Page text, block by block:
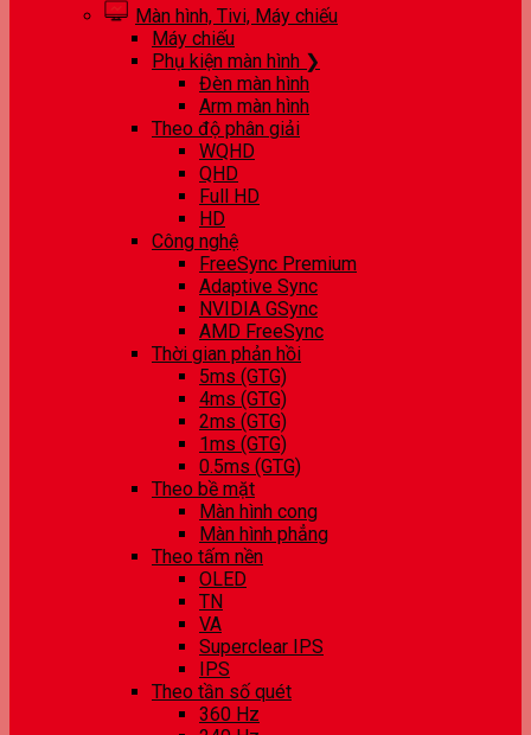
Màn hình, Tivi, Máy chiếu
Máy chiếu
Phụ kiện màn hình ❯
Đèn màn hình
Arm màn hình
Theo độ phân giải
WQHD
QHD
Full HD
HD
Công nghệ
FreeSync Premium
Adaptive Sync
NVIDIA GSync
AMD FreeSync
Thời gian phản hồi
5ms (GTG)
4ms (GTG)
2ms (GTG)
1ms (GTG)
0.5ms (GTG)
Theo bề mặt
Màn hình cong
Màn hình phẳng
Theo tấm nền
OLED
TN
VA
Superclear IPS
IPS
Theo tần số quét
360 Hz